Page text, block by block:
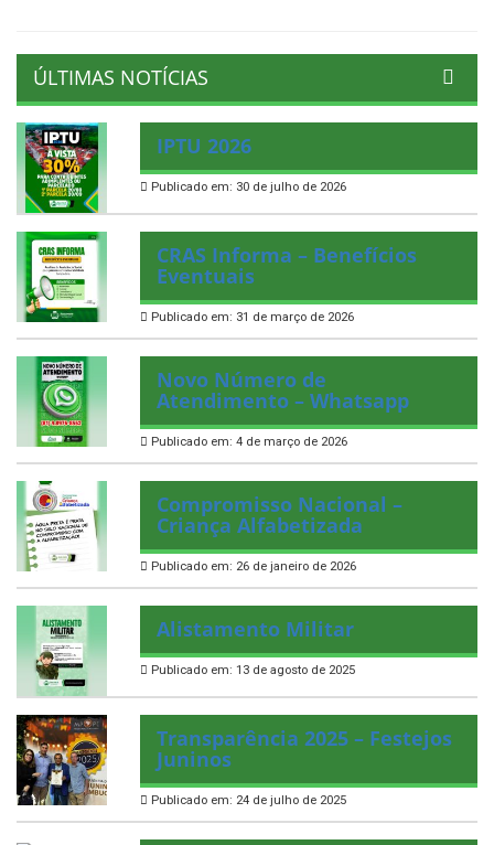
ÚLTIMAS NOTÍCIAS
IPTU 2026
Publicado em: 30 de julho de 2026
CRAS Informa – Benefícios
Eventuais
Publicado em: 31 de março de 2026
Novo Número de
Atendimento – Whatsapp
Publicado em: 4 de março de 2026
Compromisso Nacional –
Criança Alfabetizada
Publicado em: 26 de janeiro de 2026
Alistamento Militar
Publicado em: 13 de agosto de 2025
Transparência 2025 – Festejos
Juninos
Publicado em: 24 de julho de 2025